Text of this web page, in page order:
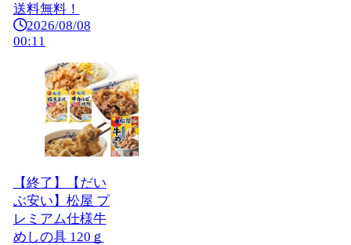
送料無料！
2026/08/08
00:11
【終了】【だい
ぶ安い】松屋 プ
レミアム仕様牛
めしの具 120ｇ